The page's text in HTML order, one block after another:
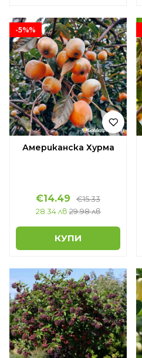
-5%%
Американска Хурма
€14.49
€15.33
28.34 лв 29.98 лв
КУПИ